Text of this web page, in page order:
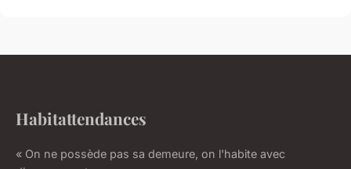
Habitattendances
« On ne possède pas sa demeure, on l'habite avec